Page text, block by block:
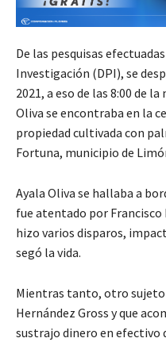
De las pesquisas
Investigación (DPI), se
2021, a eso de las 8:00 de
Oliva se encontraba en la
propiedad cultivada con
Fortuna, municipio de
Ayala Oliva se hallaba a
fue atentado por
hizo varios disparos,
segó la vida.
Mientras tanto, otro
Hernández Gross y que
sustrajo dinero en efectivo